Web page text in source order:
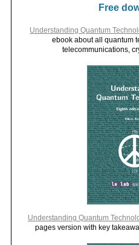
Free
Understanding Quantum
ebook about all quantum
telecommunications,
Understanding Quantum
pages version with key